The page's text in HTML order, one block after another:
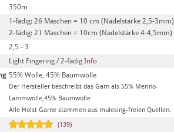
350m
1-fädig: 26 Maschen = 10 cm (Nadelstärke 2,5-3mm)
2-fädig: 21 Maschen = 10cm (Nadelstärke 4-4,5mm)
2,5 - 3
Light Fingering / 2-fädig Info
55% Wolle, 45% Baumwolle
Der Hersteller beschreibt das Garn als 55% Merino-
Lammwolle,45% Baumwolle
Alle Holst Garne stammen aus mulesing-freien Quellen.
(139)